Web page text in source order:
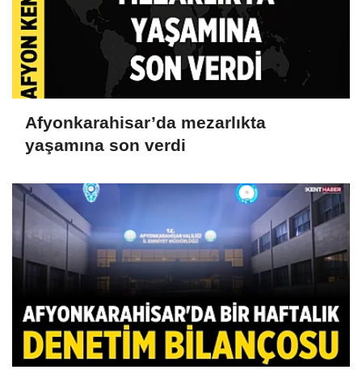
Afyonkarahisar’da mezarlıkta
yaşamına son verdi